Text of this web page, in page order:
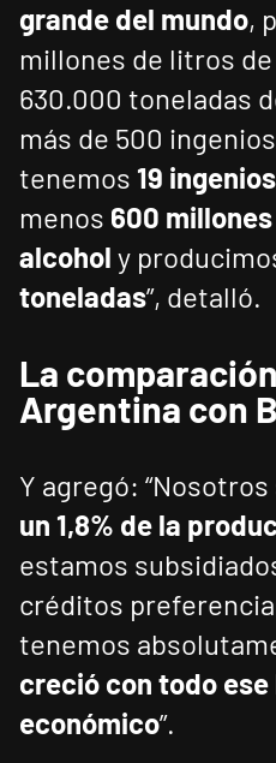
grande del mundo,
millones de litros
630.000 toneladas
más de 500
tenemos 19 ingenios
menos 600
alcohol y
toneladas”, detalló.
La
Argentina con
Y agregó:
un 1,8% de la
estamos
créditos
tenemos
creció con todo
económico”.